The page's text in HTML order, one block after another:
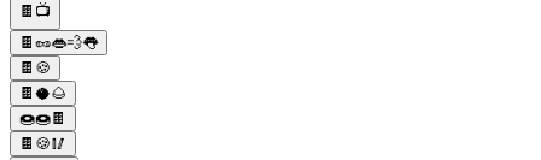
🍫📺
🍫🥜👄💨👅
🍫🍪
🍫🥥🌰
🍩🍩🍫
🍫🍪🥢